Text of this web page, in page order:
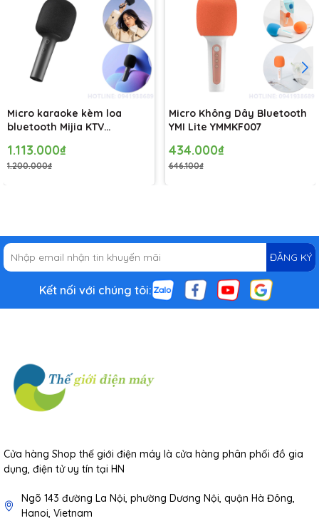
#ThẻnhớKingstone64GBclass10CanvasSelect80MB/s
#Thẻnhớ64GBclass10 #Thẻnhớ64BGtốcđộghi80MB/s
#ThẻnhớKingstone64GBclass10CanvasSelect80MB/stạiHàNội
#ThẻnhớKingstone64GBclass10CanvasSelect80MB/sSàiGòn
#ThẻnhớKingstone64GBclass10CanvasSelect80MB/schínhhãng
Micro karaoke kèm loa
bluetooth Mijia KTV
1.113.000₫
1.200.000₫
Micro Không Dây Bluetooth
YMI Lite YMMKF007
434.000₫
646.100₫
ĐĂNG KÝ
Kết nối với chúng tôi:
Cửa hàng Shop thế giới điện máy là cửa hàng phân phối đồ gia
dụng, điện tử uy tín tại HN
Ngõ 143 đường La Nội, phường Dương Nội, quận Hà Đông,
Hanoi, Vietnam